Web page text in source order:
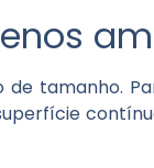
tamanho.